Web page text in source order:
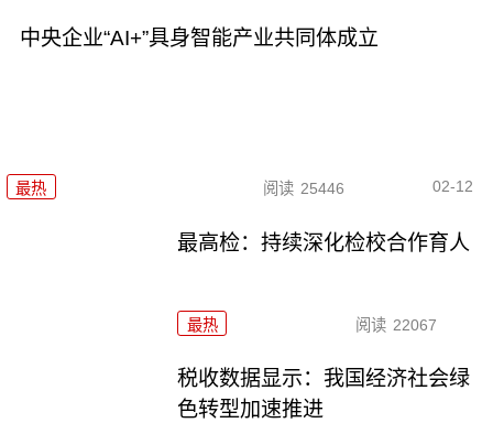
中央企业“AI+”具身智能产业共同体成立
最热 阅读 25446 02-12
最高检：持续深化检校合作育人
最热 阅读 22067
税收数据显示：我国经济社会绿
色转型加速推进